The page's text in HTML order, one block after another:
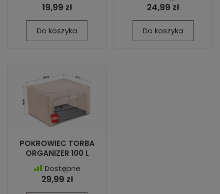
19,99 zł
Do koszyka
24,99 zł
Do koszyka
POKROWIEC TORBA
ORGANIZER 100 L
Dostępne
29,99 zł